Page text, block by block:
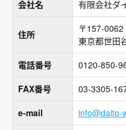
会社名
有限会社ダ
住所
〒157-0062
東京都世田
電話番号
0120-850-
FAX番号
03-3305-
e-mail
info@daito-